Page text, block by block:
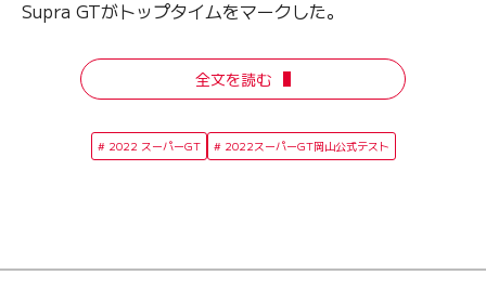
Supra GTがトップタイムをマークした。
全文を読む
2022 スーパーGT 2022スーパーGT岡山公式テスト